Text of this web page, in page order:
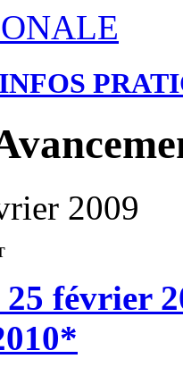
INFOS
2009
février